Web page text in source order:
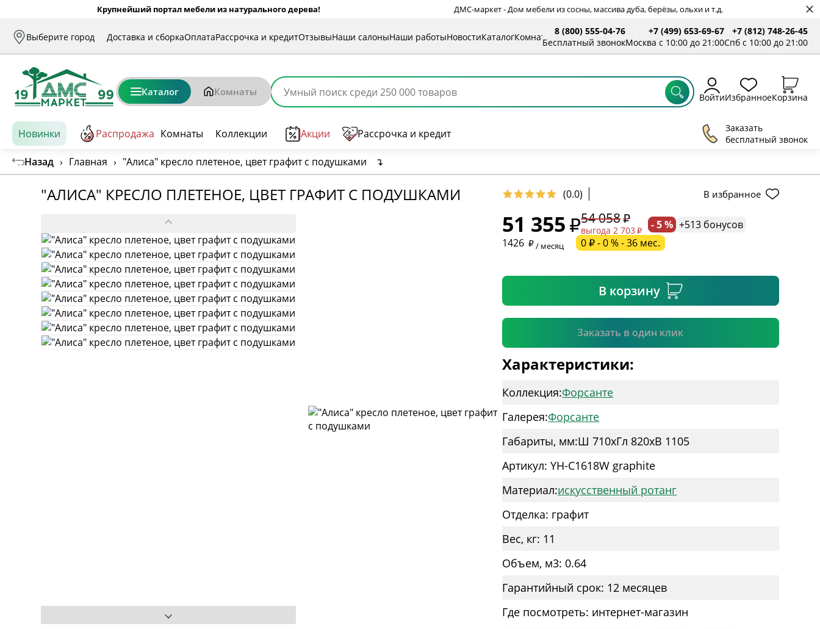
Крупнейший портал мебели из натурального дерева! ДМС-маркет - Дом мебели из сосны, массива дуба, берёзы, ольхи и т.д.
Выберите город Доставка и сборкаОплатаРассрочка и кредитОтзывыНаши салоныНаши работыНовостиКаталогКомнаты
8 (800) 555-04-76
Бесплатный звонок
+7 (499) 653-69-67
Москва с 10:00 до 21:00
+7 (812) 748-26-45
Спб с 10:00 до 21:00
Каталог Комнаты ВойтиИзбранноеКорзина
Новинки Распродажа Комнаты Коллекции Акции Рассрочка и кредит
Заказать
бесплатный звонок
Назад › Главная › "Алиса" кресло плетеное, цвет графит с подушками ↴
"АЛИСА" КРЕСЛО ПЛЕТЕНОЕ, ЦВЕТ ГРАФИТ С ПОДУШКАМИ (0.0) В избранное
51 355 54 058
выгода 2 703 - 5 % +513 бонусов
1426
/ месяц 0 ₽ - 0 % - 36 мес.
В корзину
Заказать в один клик
* необязательное поле
Подтвердить
Характеристики:
Коллекция:Форсанте
Галерея:Форсанте
Габариты, мм:Ш 710xГл 820xВ 1105
Артикул: YH-C1618W graphite
Материал:искусственный ротанг
Отделка: графит
Вес, кг: 11
Объем, м3: 0.64
Гарантийный срок: 12 месяцев
Где посмотреть: интернет-магазин